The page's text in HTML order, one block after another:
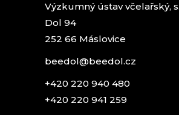
Výzkumný ústav včelařský,
Dol 94
252 66 Máslovice
beedol@beedol.cz
+420 220 940 480
+420 220 941 259